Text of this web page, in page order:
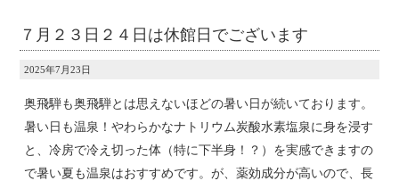
７月２３日２４日は休館日でございます
2025年7月23日
奥飛騨も奥飛騨とは思えないほどの暑い日が続いております。
暑い日も温泉！やわらかなナトリウム炭酸水素塩泉に身を浸す
と、冷房で冷え切った体（特に下半身！？）を実感できますの
で暑い夏も温泉はおすすめです。が、薬効成分が高いので、長